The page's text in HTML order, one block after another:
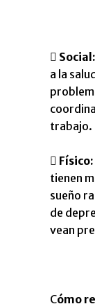

a la
trabajo.

tienen
sueño
de
vean
Cómo